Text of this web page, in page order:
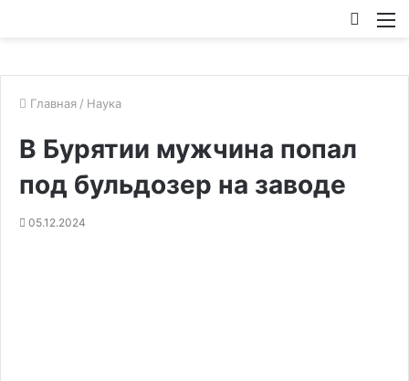
Главная / Наука
В Бурятии мужчина попал
под бульдозер на заводе
05.12.2024